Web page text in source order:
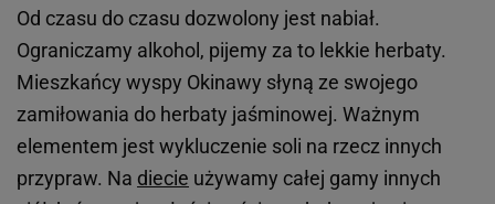
Od czasu do czasu dozwolony jest nabiał.
Ograniczamy alkohol, pijemy za to lekkie herbaty.
Mieszkańcy wyspy Okinawy słyną ze swojego
zamiłowania do herbaty jaśminowej. Ważnym
elementem jest wykluczenie soli na rzecz innych
przypraw. Na diecie używamy całej gamy innych